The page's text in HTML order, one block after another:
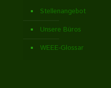
Stellenangebot
Unsere Büros
WEEE-Glossar